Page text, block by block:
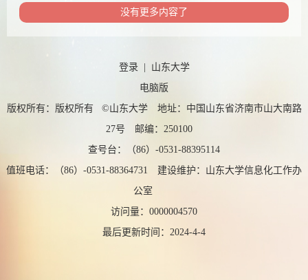
没有更多内容了
登录| 山东大学
电脑版
版权所有：版权所有 ©山东大学 地址：中国山东省济南市山大南路
27号 邮编：250100
查号台：（86）-0531-88395114
值班电话：（86）-0531-88364731 建设维护：山东大学信息化工作办
公室
访问量： 0000004570
最后更新时间： 2024-4-4